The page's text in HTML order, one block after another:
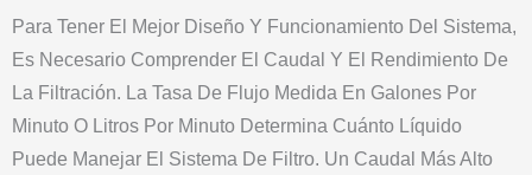
Para Tener El Mejor Diseño Y Funcionamiento Del Sistema,
Es Necesario Comprender El Caudal Y El Rendimiento De
La Filtración. La Tasa De Flujo Medida En Galones Por
Minuto O Litros Por Minuto Determina Cuánto Líquido
Puede Manejar El Sistema De Filtro. Un Caudal Más Alto